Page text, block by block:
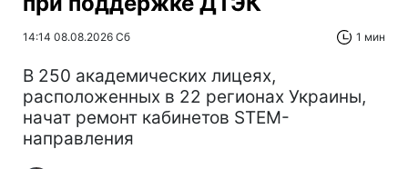
14:14 08.08.2026 Сб 1 мин
В 250 академических лицеях,
расположенных в 22 регионах Украины,
начат ремонт кабинетов STEM-
направления